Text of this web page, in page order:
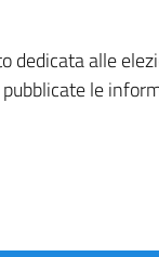
dedicata alle
le